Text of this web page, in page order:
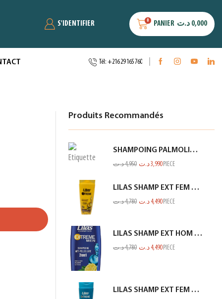
S'IDENTIFIER 0 PANIER 0,000 د.ت
Tél: +216 29 165 760
Produits Recommandés
SHAMPOING PALMOLIVE 380ML NV
4,950د.ت 3,990د.ت PIECE
LILAS SHAMP EXT FEM SEC ET ABIME JAUNE 350ML
4,780د.ت 4,490 د.ت PIECE
LILAS SHAMP EXT HOM ANTI PEL CITRON BLEU 350ML
4,780د.ت 4,490 د.ت PIECE
LILAS SHAMP EXT FEM ANTI CHUTE VERT BLEUTE 350ML